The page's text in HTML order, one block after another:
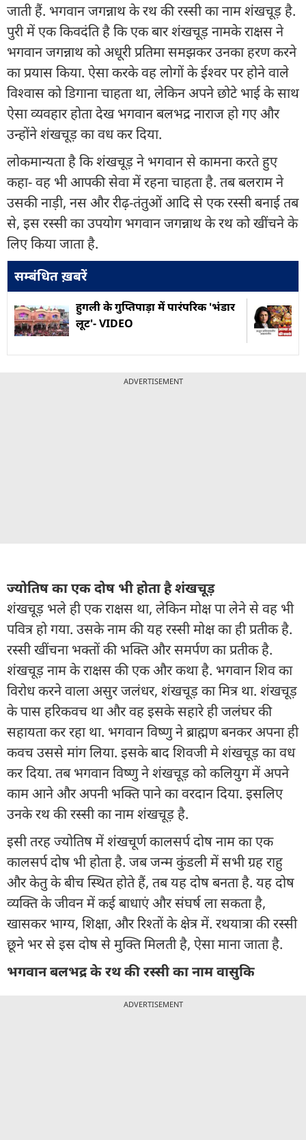
जाती हैं. भगवान जगन्नाथ के रथ की रस्सी का नाम शंखचूड़ है.
पुरी में एक किवदंति है कि एक बार शंखचूड़ नामके राक्षस ने
भगवान जगन्नाथ को अधूरी प्रतिमा समझकर उनका हरण करने
का प्रयास किया. ऐसा करके वह लोगों के ईश्वर पर होने वाले
विश्वास को डिगाना चाहता था, लेकिन अपने छोटे भाई के साथ
ऐसा व्यवहार होता देख भगवान बलभद्र नाराज हो गए और
उन्होंने शंखचूड़ का वध कर दिया.
लोकमान्यता है कि शंखचूड़ ने भगवान से कामना करते हुए
कहा- वह भी आपकी सेवा में रहना चाहता है. तब बलराम ने
उसकी नाड़ी, नस और रीढ़-तंतुओं आदि से एक रस्सी बनाई तब
से, इस रस्सी का उपयोग भगवान जगन्नाथ के रथ को खींचने के
लिए किया जाता है.
सम्बंधित ख़बरें
हुगली के गुप्तिपाड़ा में पारंपरिक 'भंडार
लूट'- VIDEO
ADVERTISEMENT
ज्योतिष का एक दोष भी होता है शंखचूड़
शंखचूड़ भले ही एक राक्षस था, लेकिन मोक्ष पा लेने से वह भी
पवित्र हो गया. उसके नाम की यह रस्सी मोक्ष का ही प्रतीक है.
रस्सी खींचना भक्तों की भक्ति और समर्पण का प्रतीक है.
शंखचूड़ नाम के राक्षस की एक और कथा है. भगवान शिव का
विरोध करने वाला असुर जलंधर, शंखचूड़ का मित्र था. शंखचूड़
के पास हरिकवच था और वह इसके सहारे ही जलंघर की
सहायता कर रहा था. भगवान विष्णु ने ब्राह्मण बनकर अपना ही
कवच उससे मांग लिया. इसके बाद शिवजी मे शंखचूड़ का वध
कर दिया. तब भगवान विष्णु ने शंखचूड़ को कलियुग में अपने
काम आने और अपनी भक्ति पाने का वरदान दिया. इसलिए
उनके रथ की रस्सी का नाम शंखचूड़ है.
इसी तरह ज्योतिष में शंखचूर्ण कालसर्प दोष नाम का एक
कालसर्प दोष भी होता है. जब जन्म कुंडली में सभी ग्रह राहु
और केतु के बीच स्थित होते हैं, तब यह दोष बनता है. यह दोष
व्यक्ति के जीवन में कई बाधाएं और संघर्ष ला सकता है,
खासकर भाग्य, शिक्षा, और रिश्तों के क्षेत्र में. रथयात्रा की रस्सी
छूने भर से इस दोष से मुक्ति मिलती है, ऐसा माना जाता है.
भगवान बलभद्र के रथ की रस्सी का नाम वासुकि
ADVERTISEMENT